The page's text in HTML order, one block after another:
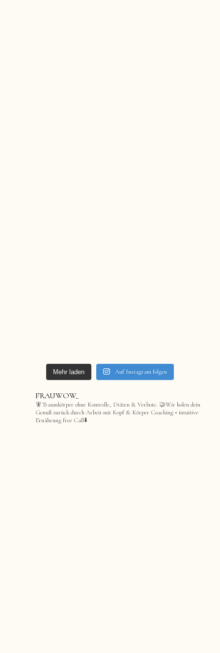
Mehr laden Auf Instagram folgen
FRAUWOW_
🧚Traumkörper ohne Kontrolle, Diäten & Verbote. 🤝Wir holen dein
Genuß zurück durch Arbeit mit Kopf & Körper Coaching • intuitive
Ernährungfree Call⬇️